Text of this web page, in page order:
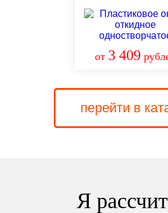
от 3 409
перейти в
Я